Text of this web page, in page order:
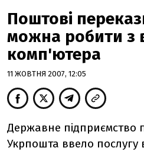
Поштові
можна робити з
комп'ютера
11 ЖОВТНЯ 2007, 12:05
Державне підприємство
Укрпошта ввело послугу